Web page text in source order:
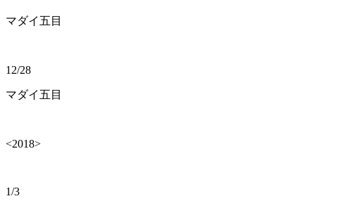
マダイ五目
12/28
マダイ五目
<2018>
1/3